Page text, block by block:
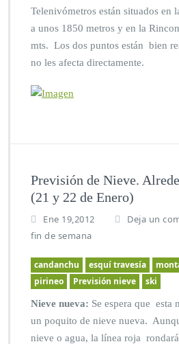
Telenivómetros están situados en
a unos 1850 metros y en la
mts. Los dos puntos están bien
no les afecta directamente.
Previsión de Nieve.
(21 y 22 de Enero)
Ene 19,2012
Deja un
fin de semana
candanchu esquí travesía
pirineo
Previsión nieve ski
Nieve nueva: Se espera que esta
un poquito de nieve nueva.
nieve o agua, la línea roja